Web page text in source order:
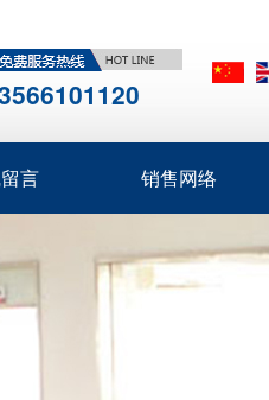
言 销售网络